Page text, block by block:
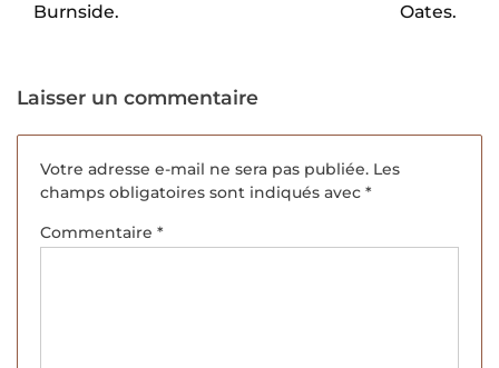
Burnside.
Oates.
Laisser un commentaire
Votre adresse e-mail ne sera pas publiée. Les
champs obligatoires sont indiqués avec *
Commentaire *